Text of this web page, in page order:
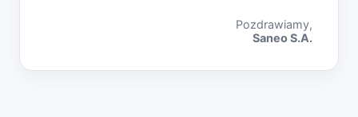
Pozdrawiamy,
Saneo S.A.